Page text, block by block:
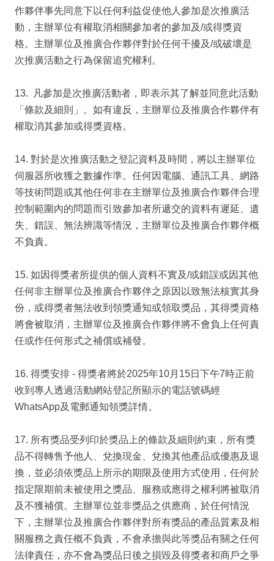
作夥伴事先同意下以任何利益促使他人參加是次推廣活
動，主辦單位有權取消相關參加者的參加及/或得獎資
格。主辦單位及推廣合作夥伴對於任何干擾及/或破壞是
次推廣活動之行為保留追究權利。
13. 凡參加是次推廣活動者，即表示其了解並同意此活動
「條款及細則」。如有違反，主辦單位及推廣合作夥伴有
權取消其參加或得獎資格。
14. 對於是次推廣活動之登記資料及時間，將以主辦單位
伺服器所收獲之數據作準。任何因電腦、通訊工具、網路
等技術問題或其他任何非在主辦單位及推廣合作夥伴合理
控制範圍內的問題而引致參加者所遞交的資料有遲延、遺
失、錯誤、無法辨識等情況，主辦單位及推廣合作夥伴概
不負責。
15. 如因得獎者所提供的個人資料不實及/或錯誤或因其他
任何非主辦單位及推廣合作夥伴之原因以致無法核實其身
份，或得獎者無法收到領獎通知或領取獎品，其得獎資格
將會被取消，主辦單位及推廣合作夥伴將不會負上任何責
任或作任何形式之補償或補發。
16. 得獎安排 - 得獎者將於2025年10月15日下午7時正前
收到專人透過活動網站登記所顯示的電話號碼經
WhatsApp及電郵通知領獎詳情。
17. 所有獎品受列印於獎品上的條款及細則約束，所有獎
品不得轉售予他人、兌換現金、兌換其他產品或優惠及退
換，並必須依獎品上所示的期限及使用方式使用，任何於
指定限期前未被使用之獎品、服務或應得之權利將被取消
及不獲補償。主辦單位並非獎品之供應商，於任何情況
下，主辦單位及推廣合作夥伴對所有獎品的產品質素及相
關服務之責任概不負責，不會承擔與此等獎品有關之任何
法律責任，亦不會為獎品日後之損毀及得獎者和商戶之爭